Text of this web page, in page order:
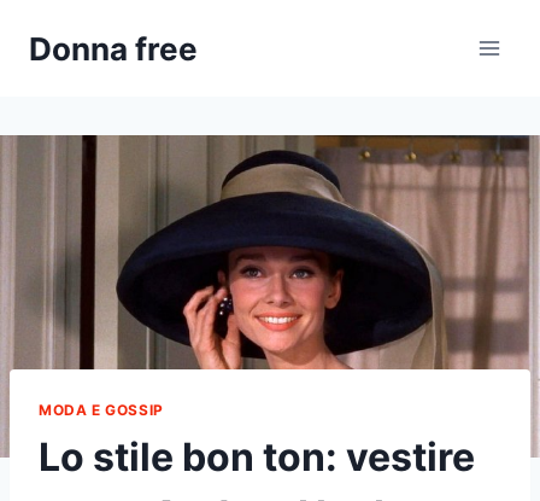
Donna free
MODA E GOSSIP
Lo stile bon ton: vestire